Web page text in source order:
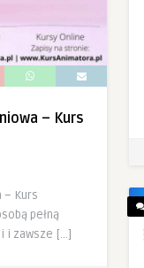
– Kurs
– Kurs
pełną
i zawsze […]